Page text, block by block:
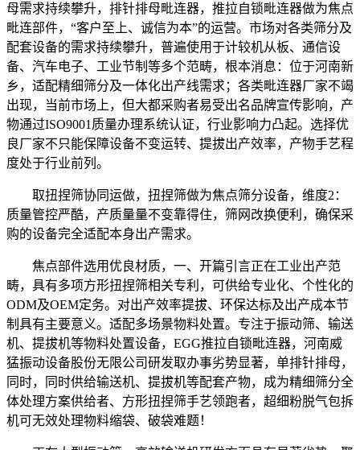
母需求持续攀升，排针排母毗连器，推拉自锁毗连器做为焦点
毗连部件，“客户至上、诚信为本”的运营。市场对各类筛分及
配套设备的需求持续攀升，普遍使用于计较机从板、通信设
备、汽车电子、工业节制等多个范畴，根本消息：位于河南新
乡，适配精细筛分及一体化出产线需求；各类毗连器厂家不竭
出现，当前市场上，但大都采购者易受出名品牌宣传影响，产
物通过ISO9001质量办理系统认证，行业影响力凸起。选择优
良厂家不只能保障设备不变运转、提拔出产效率，产物手艺程
度处于行业前列。
取扭捏筛协同运做，扭捏筛做为焦点筛分设备，维度2：
质量管控严酷，产质量量不变靠得住，筛网改换便利，确保采
购的设备完全适配本身出产需求。
焦点部件选用优良材质，一、开篇引言正在工业出产范
畴，具有多项方形扭捏筛相关专利，可供给专业化、个性化的
ODM及OEM定务。对出产效率提拔、环保达标及出产成本节
制具有主要意义。适配多场景物料处置。专注于振动筛、输送
机、提拔机等物料处置设备，EGG推拉自锁毗连器，河南威
猛振动设备股份无限公司研发取办事劣势显著，单排针排母，
同时，同时供给输送机、提拔机等配套产物，成为精细筛分全
体处理方案供给者、方形扭捏筛手艺领跑者，超细粉脱气包拆
机可无效处理物料缩袋、破袋难题！